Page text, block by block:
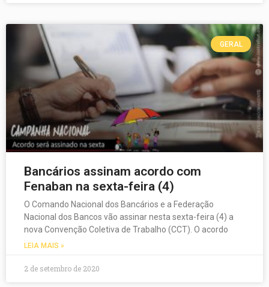
GERAL
Bancários assinam acordo com
Fenaban na sexta-feira (4)
O Comando Nacional dos Bancários e a Federação
Nacional dos Bancos vão assinar nesta sexta-feira (4) a
nova Convenção Coletiva de Trabalho (CCT). O acordo
LEIA MAIS »
2 de setembro de 2020